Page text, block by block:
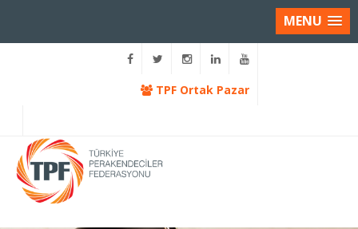
MENU
TPF Ortak Pazar